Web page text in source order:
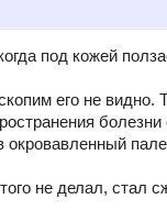
под кожей
его не видно.
окровавленный
не делал, стал